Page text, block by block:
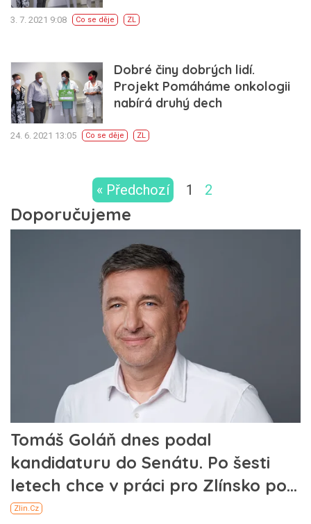
3. 7. 2021 9:08 Co se děje ZL
Dobré činy dobrých lidí.
Projekt Pomáháme onkologii
nabírá druhý dech
24. 6. 2021 13:05 Co se děje ZL
« Předchozí 1 2